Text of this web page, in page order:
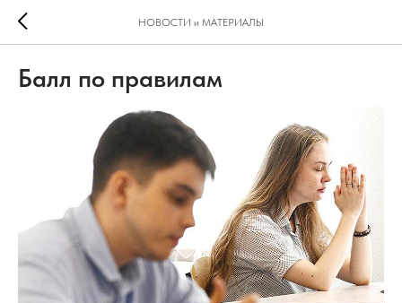
НОВОСТИ и МАТЕРИАЛЫ
Балл по правилам